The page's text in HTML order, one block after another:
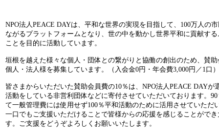
NPO法人PEACE DAYは、平和な世界の実現を目指して、100万人の
ながるプラットフォームとなり、世の中を動かし世界平和に貢献す
ことを目的に活動しています。
垣根を越えた様々な個人・団体との繋がりと協働の創出のため、賛
個人・法人様を募集しています。（入会金0円・年会費3,000円／1口）
皆さまからいただいた賛助会員費の10％は、NPO法人PEACE DAYが
活動をしている非営利団体などに寄付させていただいております。
て一般管理費には使用せず100％平和活動のために活用させていただ
一口でもご支援いただけることで皆様からの応援を感じることがで
す。ご支援をどうぞよろしくお願いいたします。